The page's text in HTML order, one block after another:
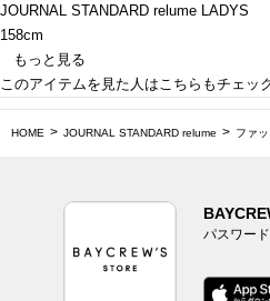
JOURNAL STANDARD relume LADYS
158cm
もっと見る
このアイテムを見た人はこちらもチェッ
HOME JOURNAL STANDARD relume ファ
パスワー